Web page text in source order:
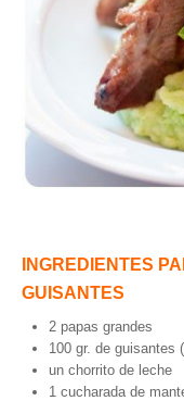
INGREDIENTES
GUISANTES
2 papas grandes
100 gr. de guisantes
un chorrito de leche
1 cucharada de